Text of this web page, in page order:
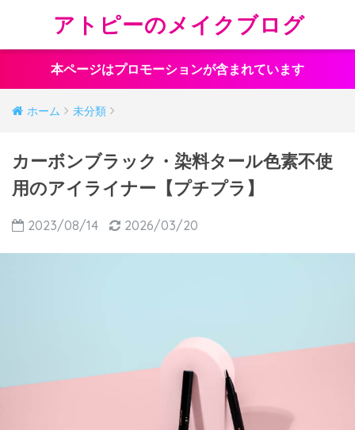
アトピーのメイクブログ
本ページはプロモーションが含まれています
ホーム 未分類
カーボンブラック・染料タール色素不使
用のアイライナー【プチプラ】
2023/08/14 2026/03/20